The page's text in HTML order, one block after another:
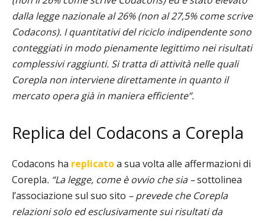
dalla legge nazionale al 26% (non al 27,5% come scrive
Codacons). I quantitativi del riciclo indipendente sono
conteggiati in modo pienamente legittimo nei risultati
complessivi raggiunti. Si tratta di attività nelle quali
Corepla non interviene direttamente in quanto il
mercato opera già in maniera efficiente”.
Replica del Codacons a Corepla
Codacons ha replicatoa sua volta alle affermazioni di
Corepla. “La legge, come è ovvio che sia –sottolinea
l’associazione sul suo sito – prevede che Corepla
relazioni solo ed esclusivamente sui risultati da